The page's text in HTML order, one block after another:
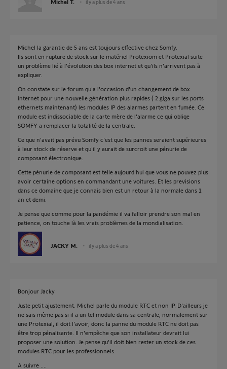
Michel T. il y a plus de 4 ans
Michel la garantie de 5 ans est toujours effective chez Somfy.
Ils sont en rupture de stock sur le matériel Protexiom et Protexial suite
un problème lié à l'évolution des box internet et qu'ils n'arrivent pas à
expliquer.
On constate sur le forum qu'a l'occasion d'un changement de box
internet pour une nouvelle génération plus rapides ( 2 giga sur les ports
ethernets maintenant) les modules IP des alarmes partent en fumée. Ce
module est indissociable de la carte mère de l'alarme ce qui obliqe
SOMFY a remplacer la totalité de la centrale.
Ce que n'avait pas prévu Somfy c'est que les pannes seraient supérieures
à leur stock de réserve et qu'il y aurait de surcroit une pénurie de
composant électronique.
Cette pénurie de composant est telle aujourd'hui que vous ne pouvez plus
avoir certaine options en commandant une voitures. Et les previsions
dans ce domaine que je connais bien est un retour à la normale dans 1
an et demi.
Je pense que comme pour la pandémie il va falloir prendre son mal en
patience, on touche là les vrais problèmes de la mondialisation.
JACKY M. il y a plus de 4 ans
Bonjour Jacky
Juste petit ajustement. Michel parle du module RTC et non IP. D'ailleurs je
ne sais même pas si il a un tel module dans sa centrale, normalement sur
une Protexial, il doit l'avoir, donc la panne du module RTC ne doit pas
être trop pénalisante. Il n'empêche que son installateur devrait lui
proposer une solution. Je pense qu'il doit bien rester un stock de ces
modules RTC pour les professionnels.
A suivre ....